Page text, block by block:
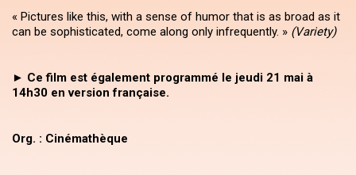
« Pictures like this, with a sense of humor that is as broad as it
can be sophisticated, come along only infrequently. » (Variety)
► Ce film est également programmé le jeudi 21 mai à
14h30 en version française.
Org. : Cinémathèque